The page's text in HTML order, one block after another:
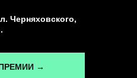
Черняховского,
→